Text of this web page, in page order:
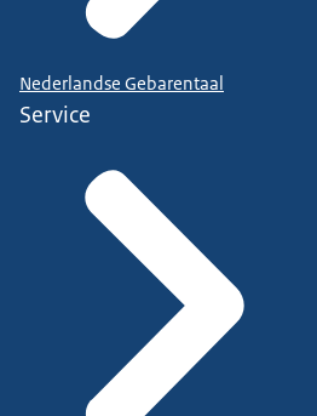
Nederlandse Gebarentaal
Service